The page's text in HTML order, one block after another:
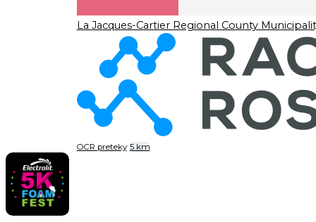
La Jacques-Cartier Regional County
OCR preteky 5 km